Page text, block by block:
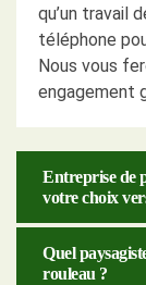
qu’un travail
téléphone
Nous vous
engagement
Entreprise de
votre choix
Quel
rouleau ?